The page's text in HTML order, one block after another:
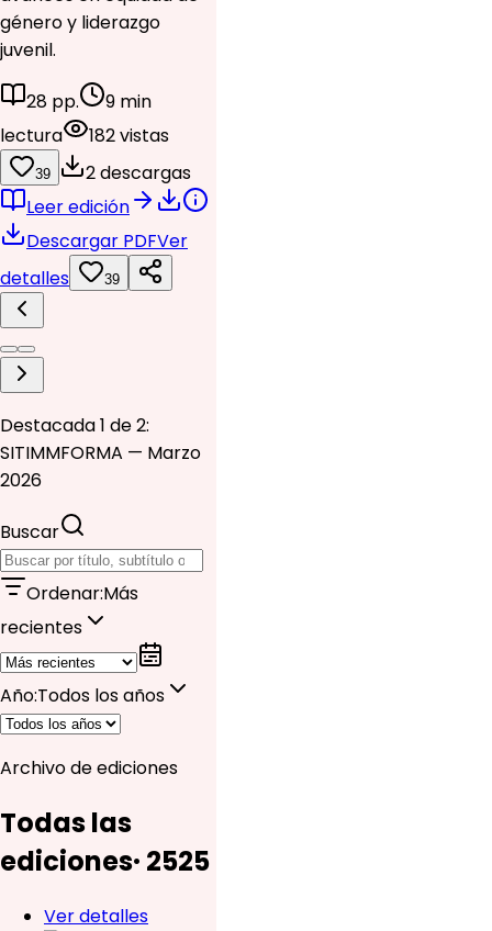
género y liderazgo
juvenil.
28 pp.
9 min
lectura
182 vistas
39
2 descargas
Leer edición
Descargar PDFVer
detalles
39
Destacada 1 de 2:
SITIMMFORMA — Marzo
2026
Buscar
Ordenar:Más
recientes
Año:Todos los años
Archivo de ediciones
Todas las
ediciones· 2525
Ver detalles